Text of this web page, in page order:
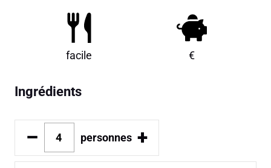
facile €
Ingrédients
– personnes +